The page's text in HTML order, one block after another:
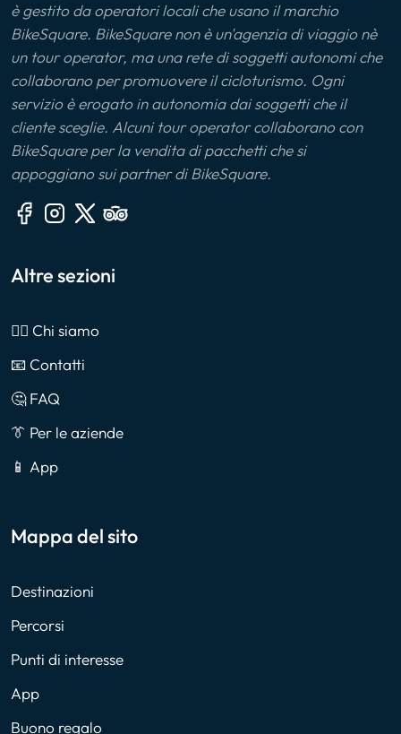
è gestito da operatori locali che usano il marchio
BikeSquare. BikeSquare non è un'agenzia di viaggio nè
un tour operator, ma una rete di soggetti autonomi che
collaborano per promuovere il cicloturismo. Ogni
servizio è erogato in autonomia dai soggetti che il
cliente sceglie. Alcuni tour operator collaborano con
BikeSquare per la vendita di pacchetti che si
appoggiano sui partner di BikeSquare.
Altre sezioni
🙎‍♂️ Chi siamo
📧 Contatti
🤔 FAQ
👔 Per le aziende
📱 App
Mappa del sito
Destinazioni
Percorsi
Punti di interesse
App
Buono regalo